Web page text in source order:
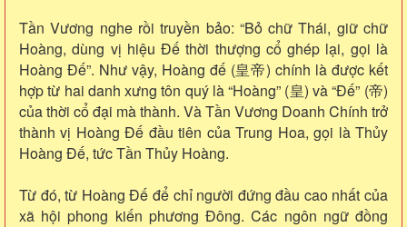
Tần Vương nghe rồi truyền bảo: “Bỏ chữ Thái, giữ chữ
Hoàng, dùng vị hiệu Đế thời thượng cổ ghép lại, gọi là
Hoàng Đế”. Như vậy, Hoàng đế (皇帝) chính là được kết
hợp từ hai danh xưng tôn quý là “Hoàng” (皇) và “Đế” (帝)
của thời cổ đại mà thành. Và Tần Vương Doanh Chính trở
thành vị Hoàng Đế đầu tiên của Trung Hoa, gọi là Thủy
Hoàng Đế, tức Tần Thủy Hoàng.
Từ đó, từ Hoàng Đế để chỉ người đứng đầu cao nhất của
xã hội phong kiến phương Đông. Các ngôn ngữ đồng